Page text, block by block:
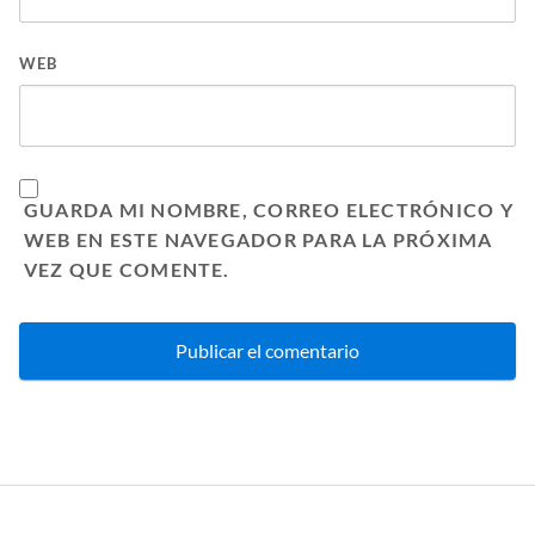
WEB
GUARDA MI NOMBRE, CORREO ELECTRÓNICO Y
WEB EN ESTE NAVEGADOR PARA LA PRÓXIMA
VEZ QUE COMENTE.